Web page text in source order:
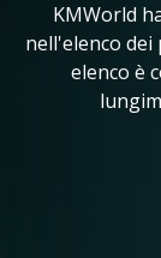
KMWorld
nell'elenco
elenco è